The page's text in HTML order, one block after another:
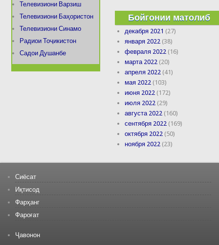
Телевизиони Варзиш
Телевизиони Баҳористон
Телевизиони Синамо
Радиои Тоҷикистон
Садои Душанбе
Бойгонии матолиб
декабря 2021 (27)
января 2022 (38)
февраля 2022 (16)
марта 2022 (20)
апреля 2022 (41)
мая 2022 (103)
июня 2022 (172)
июля 2022 (29)
августа 2022 (160)
сентября 2022 (169)
октября 2022 (50)
ноября 2022 (23)
Сиёсат
Иқтисод
Фарҳанг
Фароғат
Ҷавонон